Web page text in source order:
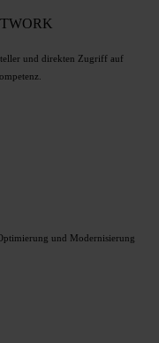
und direkten Zugriff auf
und Modernisierung